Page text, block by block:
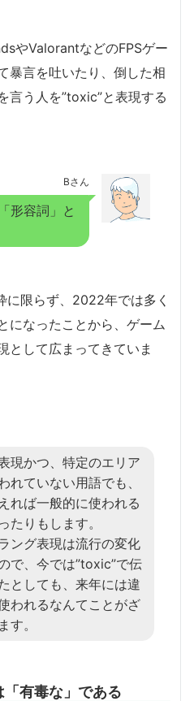
やValorantなどのFPSゲー
暴言を吐いたり、倒した相
言う人を”toxic”と表現する
Bさん
形容詞」と
に限らず、2022年では多く
になったことから、ゲーム
として広まってきていま
現かつ、特定のエリア
れていない用語でも、
れば一般的に使われる
たりもします。
ング表現は流行の変化
で、今では”toxic”で伝
としても、来年には違
われるなんてことがざ
す。
有毒な」である